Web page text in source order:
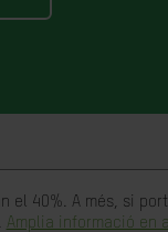
A més, si
Amplia informació en